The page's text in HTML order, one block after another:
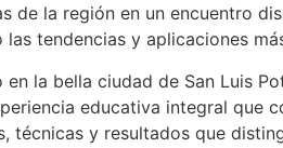
de la región en un encuentro
tendencias y aplicaciones
la bella ciudad de San Luis
educativa integral que
técnicas y resultados que